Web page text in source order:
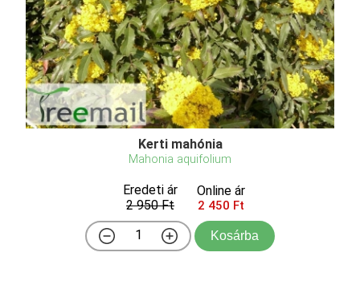
Kerti mahónia
Mahonia aquifolium
Eredeti ár
2 950 Ft
Online ár
2 450 Ft
Kosárba